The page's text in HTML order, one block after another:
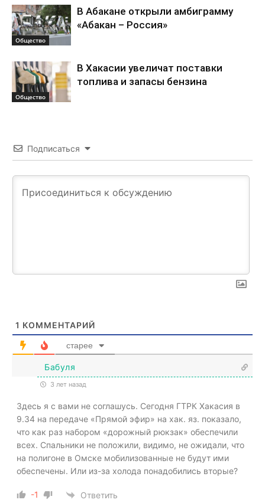
Общество
В Абакане открыли амбиграмму
«Абакан – Россия»
Общество
В Хакасии увеличат поставки
топлива и запасы бензина
Подписаться
1 КОММЕНТАРИЙ
старее
Бабуля
3 лет назад
Здесь я с вами не соглашусь. Сегодня ГТРК Хакасия в
9.34 на передаче «Прямой эфир» на хак. яз. показало,
что как раз набором «дорожный рюкзак» обеспечили
всех. Спальники не положили, видимо, не ожидали, что
на полигоне в Омске мобилизованные не будут ими
обеспечены. Или из-за холода понадобились вторые?
-1 Ответить